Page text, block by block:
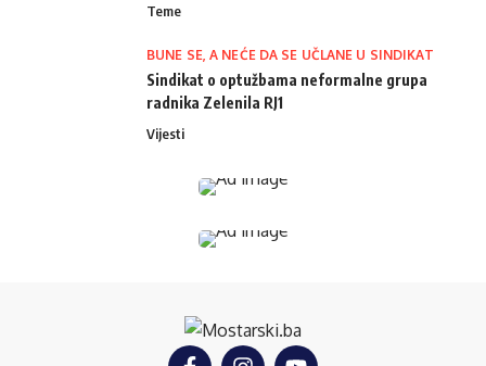
Teme
BUNE SE, A NEĆE DA SE UČLANE U SINDIKAT
Sindikat o optužbama neformalne grupa
radnika Zelenila RJ1
Vijesti